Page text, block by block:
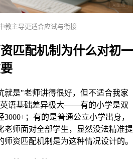
教主导更适合应试与衔接
匹配机制为什么对初一
就是"老师讲得很好，但不适合我家
语基础差异极大——有的小学是双
；有的是普通公立小学出身，
老师面对全部学生，显然没法精准提
资匹配机制是为这种情况设计的。